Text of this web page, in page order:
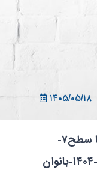
۱۴۰۵/۰۵/۱۸
تعیین سطح-شنا-سطح۱ تا سطح۷-